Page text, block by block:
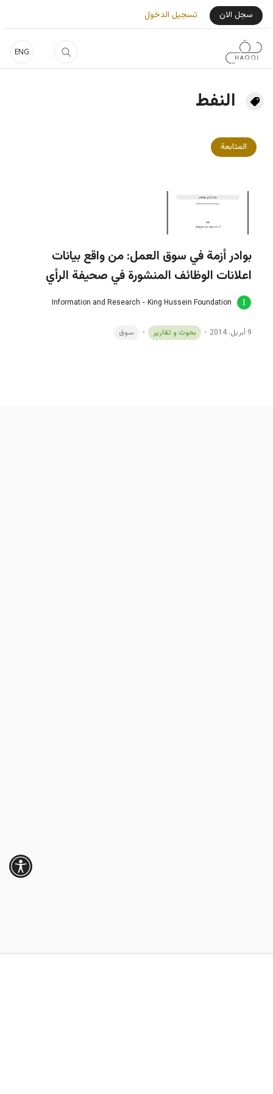
تجاوز إلى المحتوى الرئيسي
ENG
User Login Menu
سجل الان تسجيل الدخول
النفط
المتابعة
بوادر أزمة في سوق العمل: من واقع بيانات
اعلانات الوظائف المنشورة في صحيفة الرأي
Information and Research - King Hussein Foundation
9 أبريل، 2014 بحوث و تقارير سوق